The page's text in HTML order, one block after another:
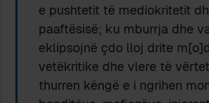
e pushtetit të mediokritetit
paaftësisë; ku mburrja dhe
eklipsojnë çdo lloj drite
vetëkritike dhe vlere të
thurren këngë e i ngrihen